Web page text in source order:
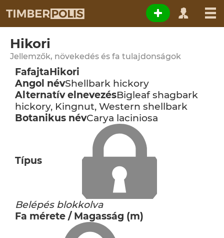
Hikori
Jellemzők, növekedés és fa tulajdonságok
FafajtaHikori
Angol névShellbark hickory
Alternatív elnevezésBigleaf shagbark
hickory, Kingnut, Western shellbark
Botanikus névCarya laciniosa
Típus
Belépés blokkolva
Fa mérete / Magasság (m)